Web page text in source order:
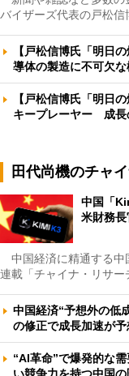
バイザーズ代表の戸松信
【戸松信博氏「明日
導体の製造に不可欠
【戸松信博氏「明日
キープレーヤー 成
田代尚機のチャ
中国「
米財務
中国経済に精通する中
連載「チャイナ・リサー
中国経済“予想外の低
の修正で成長加速が
“AI革命”で爆発的な
い競争力を持つ中国